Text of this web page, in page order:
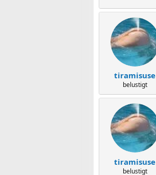
tiramisuse
belustigt
tiramisuse
belustigt